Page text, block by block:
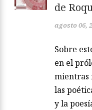
de
agosto 06,
Sobre
en el
mientras
las
y la